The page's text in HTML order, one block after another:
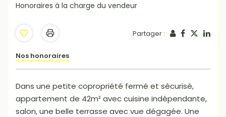
Honoraires à la charge du vendeur
Partager :
Nos honoraires
Dans une petite copropriété fermé et sécurisé,
appartement de 42m² avec cuisine indépendante,
salon, une belle terrasse avec vue dégagée. Une